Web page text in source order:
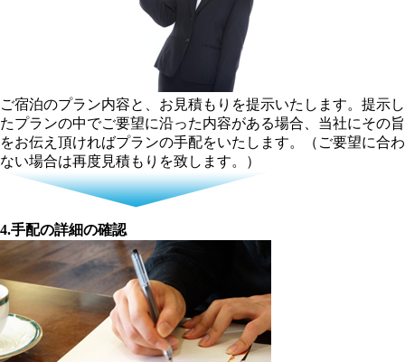
ご宿泊のプラン内容と、お見積もりを提示いたします。提示し
たプランの中でご要望に沿った内容がある場合、当社にその旨
をお伝え頂ければプランの手配をいたします。（ご要望に合わ
ない場合は再度見積もりを致します。）
4.手配の詳細の確認